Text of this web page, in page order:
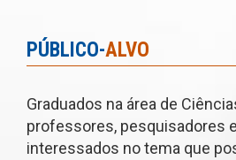
PÚBLICO-ALVO
Graduados na área de
professores, pesquisadores
interessados no tema que